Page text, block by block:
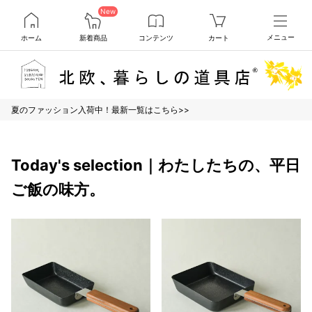
ホーム
New
新着商品 コンテンツ カート メニュー
夏のファッション入荷中！最新一覧はこちら>>
Today's selection｜わたしたちの、平日
ご飯の味方。